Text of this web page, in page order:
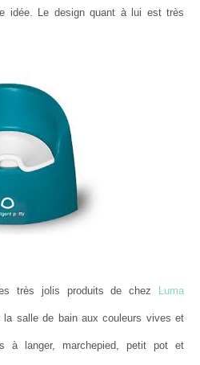
idée. Le design quant à lui est très
très jolis produits de chez Luma
la salle de bain aux couleurs vives et
à langer, marchepied, petit pot et